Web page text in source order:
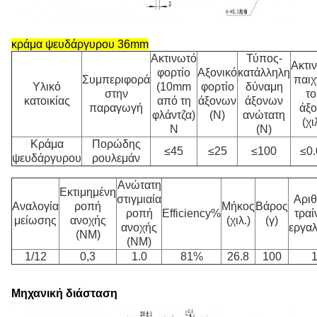
κράμα ψευδάργυρου 36mm
Υλικό
κατοικίας
Συμπεριφορά
στην
παραγωγή
Ακτινωτό
φορτίο
(10mm
από τη
φλάντζα)
Ν
Αξονικό
φορτίο
άξονων
(Ν)
Τύπος-
κατάλληλη
δύναμη
άξονων
ανώτατη
(Ν)
Κράμα
ψευδάργυρου
Πορώδης
ρουλεμάν
≤45 ≤25 ≤100
Αναλογία
μείωσης
Εκτιμημένη
ροπή
ανοχής
(NM)
Ανώτατη
στιγμιαία
ροπή
ανοχής
(NM)
Efficiency%
Μήκος
(χιλ.)
Βάρος
(γ)
1/12 0,3 1.0 81% 26.8 100 1
Μηχανική διάσταση